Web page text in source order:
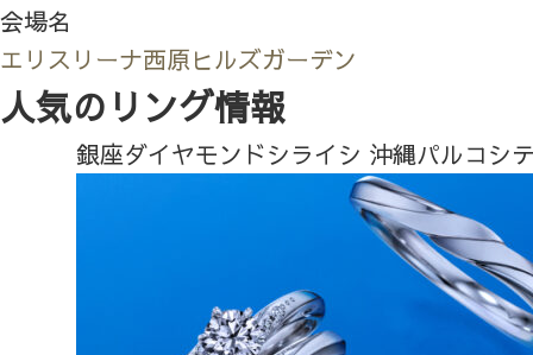
会場名
エリスリーナ西原ヒルズガーデン
人気のリング情報
銀座ダイヤモンドシライシ 沖縄パルコシ